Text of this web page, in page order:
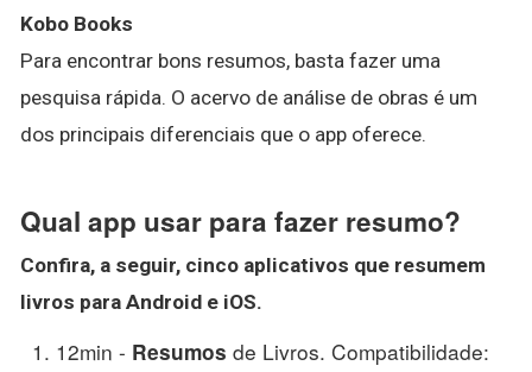
Kobo Books
Para encontrar bons resumos, basta fazer uma
pesquisa rápida. O acervo de análise de obras é um
dos principais diferenciais que o app oferece.
Qual app usar para fazer resumo?
Confira, a seguir, cinco aplicativos que resumem
livros para Android e iOS.
12min - Resumos de Livros. Compatibilidade: